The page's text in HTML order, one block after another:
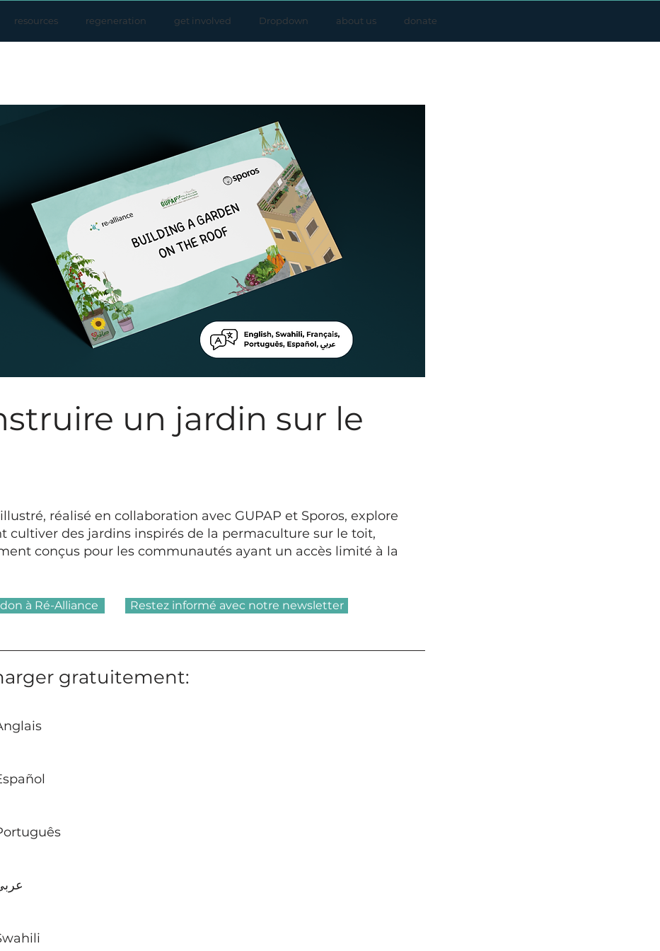
resources regeneration get involved Dropdown about us donate
un jardin sur le
réalisé en collaboration avec GUPAP et Sporos, explore
cultiver des jardins inspirés de la permaculture sur le toit,
conçus pour les communautés ayant un accès limité à la
à Ré-Alliance Restez informé avec notre newsletter
gratuitement: